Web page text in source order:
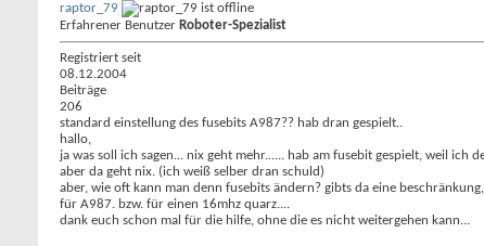
raptor_79
Erfahrener Benutzer Roboter-Spezialist
Registriert seit
08.12.2004
Beiträge
206
standard einstellung des fusebits A987?? hab dran gespielt..
hallo,
ja was soll ich sagen... nix geht mehr...... hab am fusebit gespielt, weil ich
aber da geht nix. (ich weiß selber dran schuld)
aber, wie oft kann man denn fusebits ändern? gibts da eine
für A987. bzw. für einen 16mhz quarz....
dank euch schon mal für die hilfe, ohne die es nicht weitergehen kann...